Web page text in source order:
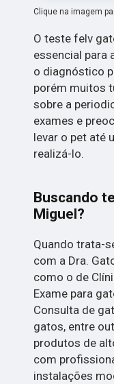
Clique na imagem
O teste felv
essencial para
o diagnóstico
porém muitos
sobre a
exames e
levar o pet até
realizá-lo.
Buscando
Miguel?
Quando trata-
com a Dra.
como o de
Exame para
Consulta de
gatos, entre
produtos de
com
instalações